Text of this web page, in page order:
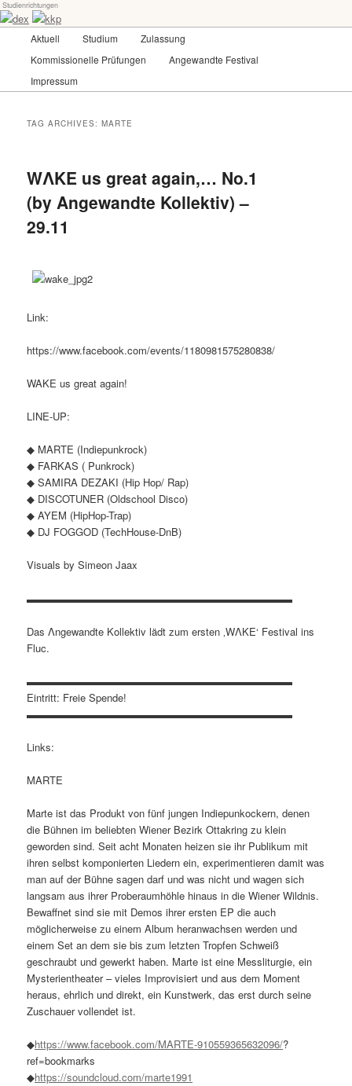
Skip
to
primary
content
Skip
to
secondary
contentdex-kkp
Universität für angewandte Kunst Wien
Studienrichtungen
Aktuell Studium
Zulassung
Kommissionelle Prüfungen
Angewandte Festival
Impressum
TAG ARCHIVES:MARTE
WΛKE us great again,… No.1
(by Angewandte Kollektiv) –
29.11
Link:
https://www.facebook.com/events/1180981575280838/
WAKE us great again!
LINE-UP:
◆ MARTE (Indiepunkrock)
◆ FARKAS ( Punkrock)
◆ SAMIRA DEZAKI (Hip Hop/ Rap)
◆ DISCOTUNER (Oldschool Disco)
◆ AYEM (HipHop-Trap)
◆ DJ FOGGOD (TechHouse-DnB)
Visuals by Simeon Jaax
▬▬▬▬▬▬▬▬▬▬▬▬▬▬▬▬▬▬▬▬▬▬▬▬▬▬
Das Λngewandte Kollektiv lädt zum ersten ‚WΛKE‘ Festival ins
Fluc.
▬▬▬▬▬▬▬▬▬▬▬▬▬▬▬▬▬▬▬▬▬▬▬▬▬▬
Eintritt: Freie Spende!
▬▬▬▬▬▬▬▬▬▬▬▬▬▬▬▬▬▬▬▬▬▬▬▬▬▬
Links:
MARTE
Marte ist das Produkt von fünf jungen Indiepunkockern, denen
die Bühnen im beliebten Wiener Bezirk Ottakring zu klein
geworden sind. Seit acht Monaten heizen sie ihr Publikum mit
ihren selbst komponierten Liedern ein, experimentieren damit was
man auf der Bühne sagen darf und was nicht und wagen sich
langsam aus ihrer Proberaumhöhle hinaus in die Wiener Wildnis.
Bewaffnet sind sie mit Demos ihrer ersten EP die auch
möglicherweise zu einem Album heranwachsen werden und
einem Set an dem sie bis zum letzten Tropfen Schweiß
geschraubt und gewerkt haben. Marte ist eine Messliturgie, ein
Mysterientheater – vieles Improvisiert und aus dem Moment
heraus, ehrlich und direkt, ein Kunstwerk, das erst durch seine
Zuschauer vollendet ist.
◆https://www.facebook.com/MARTE-910559365632096/?
ref=bookmarks
◆https://soundcloud.com/marte1991